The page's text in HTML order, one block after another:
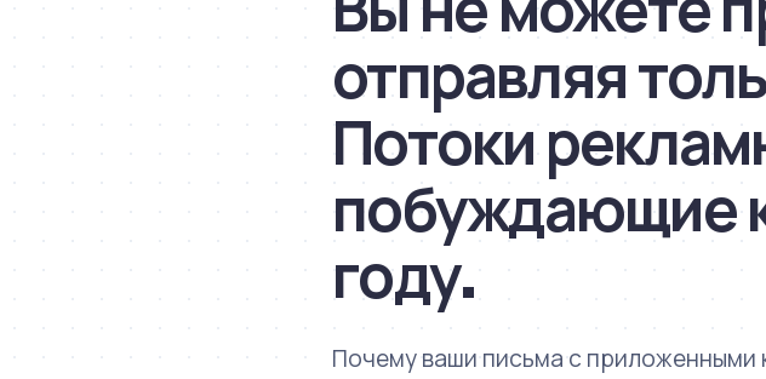
отправляя
Потоки
побуждающие
году.
Почему ваши письма с приложенными